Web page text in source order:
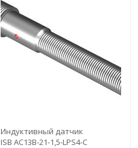
Индуктивный датчик
ISB AC13B-21-1,5-LPS4-C